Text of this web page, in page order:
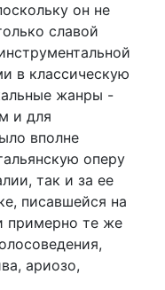
он не
славой
в классическую
жанры -
и для
вполне
оперу
так и за ее
писавшейся на
примерно те же
ариозо,